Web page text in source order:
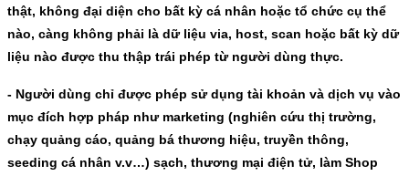
thật, không đại diện cho bất kỳ cá nhân hoặc tổ chức cụ thể
nào, càng không phải là dữ liệu via, host, scan hoặc bất kỳ dữ
liệu nào được thu thập trái phép từ người dùng thực.
- Người dùng chỉ được phép sử dụng tài khoản và dịch vụ vào
mục đích hợp pháp như marketing (nghiên cứu thị trường,
chạy quảng cáo, quảng bá thương hiệu, truyền thông,
seeding cá nhân v.v…) sạch, thương mại điện tử, làm Shop